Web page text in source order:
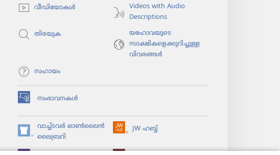
തുറക്കുക)
വീഡി​യോ​കൾ
Videos with Audio
Descriptions
തിരയുക
യഹോവയുടെ
സാക്ഷികളെക്കുറിച്ചുള്ള
വിവരങ്ങൾ
സഹായം
സംഭാവനകൾ
(പുതിയ
പേജ്
തുറക്കുക)വാച്ച്ടവര്‍ ഓണ്‍ലൈന്‍
ലൈബ്രറി
(പുതിയ
പേജ്
JW ഹബ്ബ്
(പുതിയ